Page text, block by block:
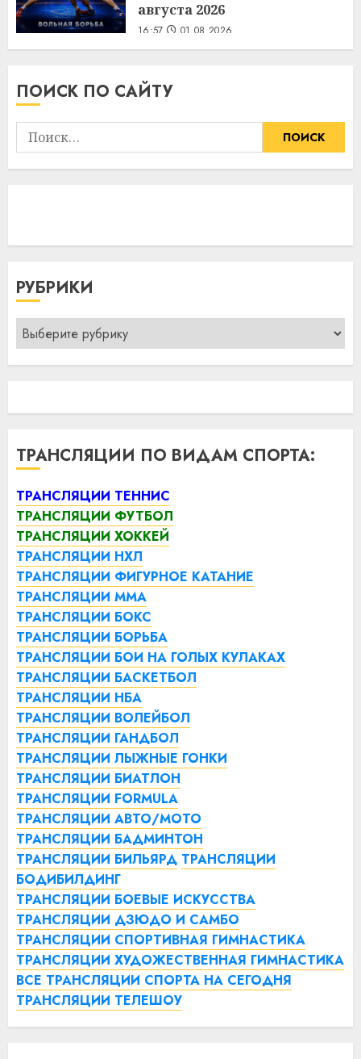
августа 2026
16:57 01.08.2026
ПОИСК ПО САЙТУ
Найти:
РУБРИКИ
Рубрики
ТРАНСЛЯЦИИ ПО ВИДАМ СПОРТА:
ТРАНСЛЯЦИИ ТЕННИС
ТРАНСЛЯЦИИ ФУТБОЛ
ТРАНСЛЯЦИИ ХОККЕЙ
ТРАНСЛЯЦИИ НХЛ
ТРАНСЛЯЦИИ ФИГУРНОЕ КАТАНИЕ
ТРАНСЛЯЦИИ ММА
ТРАНСЛЯЦИИ БОКС
ТРАНСЛЯЦИИ БОРЬБА
ТРАНСЛЯЦИИ БОИ НА ГОЛЫХ КУЛАКАХ
ТРАНСЛЯЦИИ БАСКЕТБОЛ
ТРАНСЛЯЦИИ НБА
ТРАНСЛЯЦИИ ВОЛЕЙБОЛ
ТРАНСЛЯЦИИ ГАНДБОЛ
ТРАНСЛЯЦИИ ЛЫЖНЫЕ ГОНКИ
ТРАНСЛЯЦИИ БИАТЛОН
ТРАНСЛЯЦИИ FORMULA
ТРАНСЛЯЦИИ АВТО/МОТО
ТРАНСЛЯЦИИ БАДМИНТОН
ТРАНСЛЯЦИИ БИЛЬЯРД ТРАНСЛЯЦИИ
БОДИБИЛДИНГ
ТРАНСЛЯЦИИ БОЕВЫЕ ИСКУССТВА
ТРАНСЛЯЦИИ ДЗЮДО И САМБО
ТРАНСЛЯЦИИ СПОРТИВНАЯ ГИМНАСТИКА
ТРАНСЛЯЦИИ ХУДОЖЕСТВЕННАЯ ГИМНАСТИКА
ВСЕ ТРАНСЛЯЦИИ СПОРТА НА СЕГОДНЯ
ТРАНСЛЯЦИИ ТЕЛЕШОУ